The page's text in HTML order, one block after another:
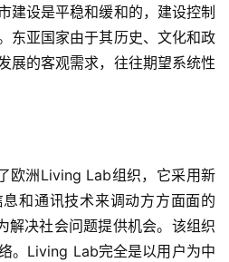
建设是平稳和缓和的，建设控制
东亚国家由于其历史、文化和政
展的客观需求，往往期望系统性
欧洲Living Lab组织，它采用新
和通讯技术来调动方方面面的
解决社会问题提供机会。该组织
。Living Lab完全是以用户为中